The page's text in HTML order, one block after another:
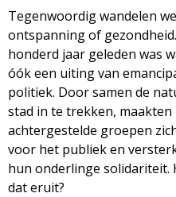
Tegenwoordig wandelen
ontspanning of
honderd jaar geleden was
óók een uiting van
politiek. Door samen de
stad in te trekken, maakten
achtergestelde groepen
voor het publiek en
hun onderlinge solidariteit.
dat eruit?